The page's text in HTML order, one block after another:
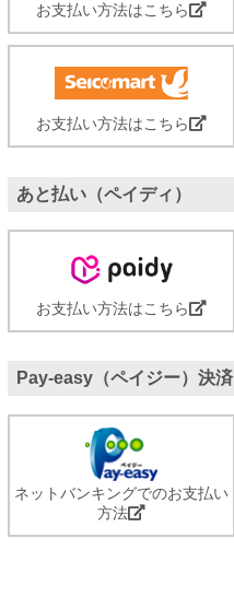
お支払い方法はこちら
お支払い方法はこちら
あと払い（ペイディ）
お支払い方法はこちら
Pay-easy（ペイジー）決済
ネットバンキングでのお支払い
方法